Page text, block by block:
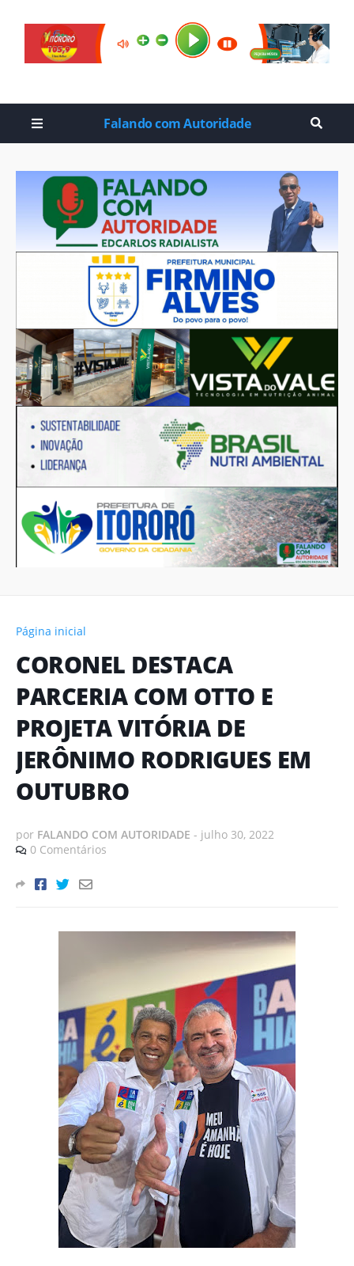
Falando com Autoridade
Página inicial
CORONEL DESTACA
PARCERIA COM OTTO E
PROJETA VITÓRIA DE
JERÔNIMO RODRIGUES EM
OUTUBRO
por FALANDO COM AUTORIDADE - julho 30, 2022
0 Comentários